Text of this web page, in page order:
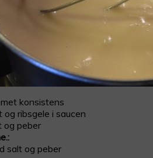
konsistens
og ribsgele i saucen
og peber
salt og peber